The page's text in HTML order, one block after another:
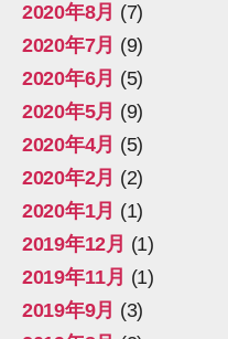
2020年8月 (7)
2020年7月 (9)
2020年6月 (5)
2020年5月 (9)
2020年4月 (5)
2020年2月 (2)
2020年1月 (1)
2019年12月 (1)
2019年11月 (1)
2019年9月 (3)